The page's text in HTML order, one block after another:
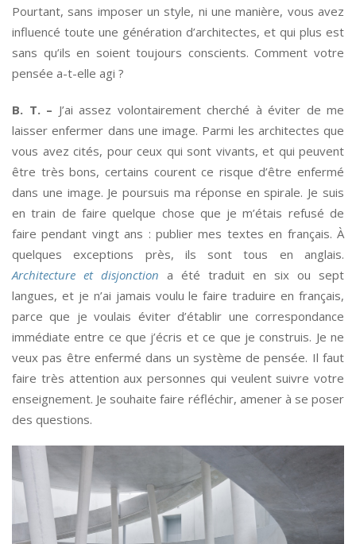
Pourtant, sans imposer un style, ni une manière, vous avez
influencé toute une génération d’architectes, et qui plus est
sans qu’ils en soient toujours conscients. Comment votre
pensée a-t-elle agi ?
B. T. – J’ai assez volontairement cherché à éviter de me
laisser enfermer dans une image. Parmi les architectes que
vous avez cités, pour ceux qui sont vivants, et qui peuvent
être très bons, certains courent ce risque d’être enfermé
dans une image. Je poursuis ma réponse en spirale. Je suis
en train de faire quelque chose que je m’étais refusé de
faire pendant vingt ans : publier mes textes en français. À
quelques exceptions près, ils sont tous en anglais.
Architecture et disjonction a été traduit en six ou sept
langues, et je n’ai jamais voulu le faire traduire en français,
parce que je voulais éviter d’établir une correspondance
immédiate entre ce que j’écris et ce que je construis. Je ne
veux pas être enfermé dans un système de pensée. Il faut
faire très attention aux personnes qui veulent suivre votre
enseignement. Je souhaite faire réfléchir, amener à se poser
des questions.